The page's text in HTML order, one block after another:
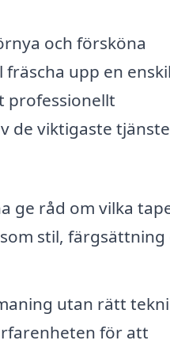
och försköna
upp en
professionellt
de viktigaste
ge råd om vilka
stil, färgsättning
utan rätt
för att